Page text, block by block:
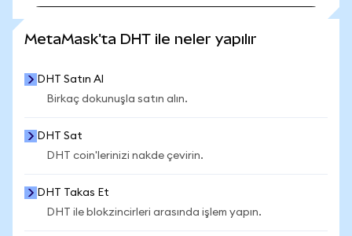
MetaMask'ta DHT ile neler yapılır
DHT Satın Al
Birkaç dokunuşla satın alın.
DHT Sat
DHT coin'lerinizi nakde çevirin.
DHT Takas Et
DHT ile blokzincirleri arasında işlem yapın.